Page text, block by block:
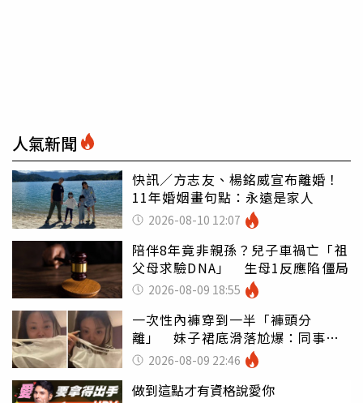
人氣新聞
快訊／方志友、楊銘威宣布離婚！
11年婚姻畫句點：永遠是家人
2026-08-10 12:07
陪伴8年竟非親孫？兒子車禍亡「祖
父母求驗DNA」 生母1反應陷僵局
2026-08-09 18:55
一次性內褲穿到一半「褲頭分
離」 妹子裙底滑落尬爆：同事全
看光2026-08-09 22:46
做到這點才有資格說愛你